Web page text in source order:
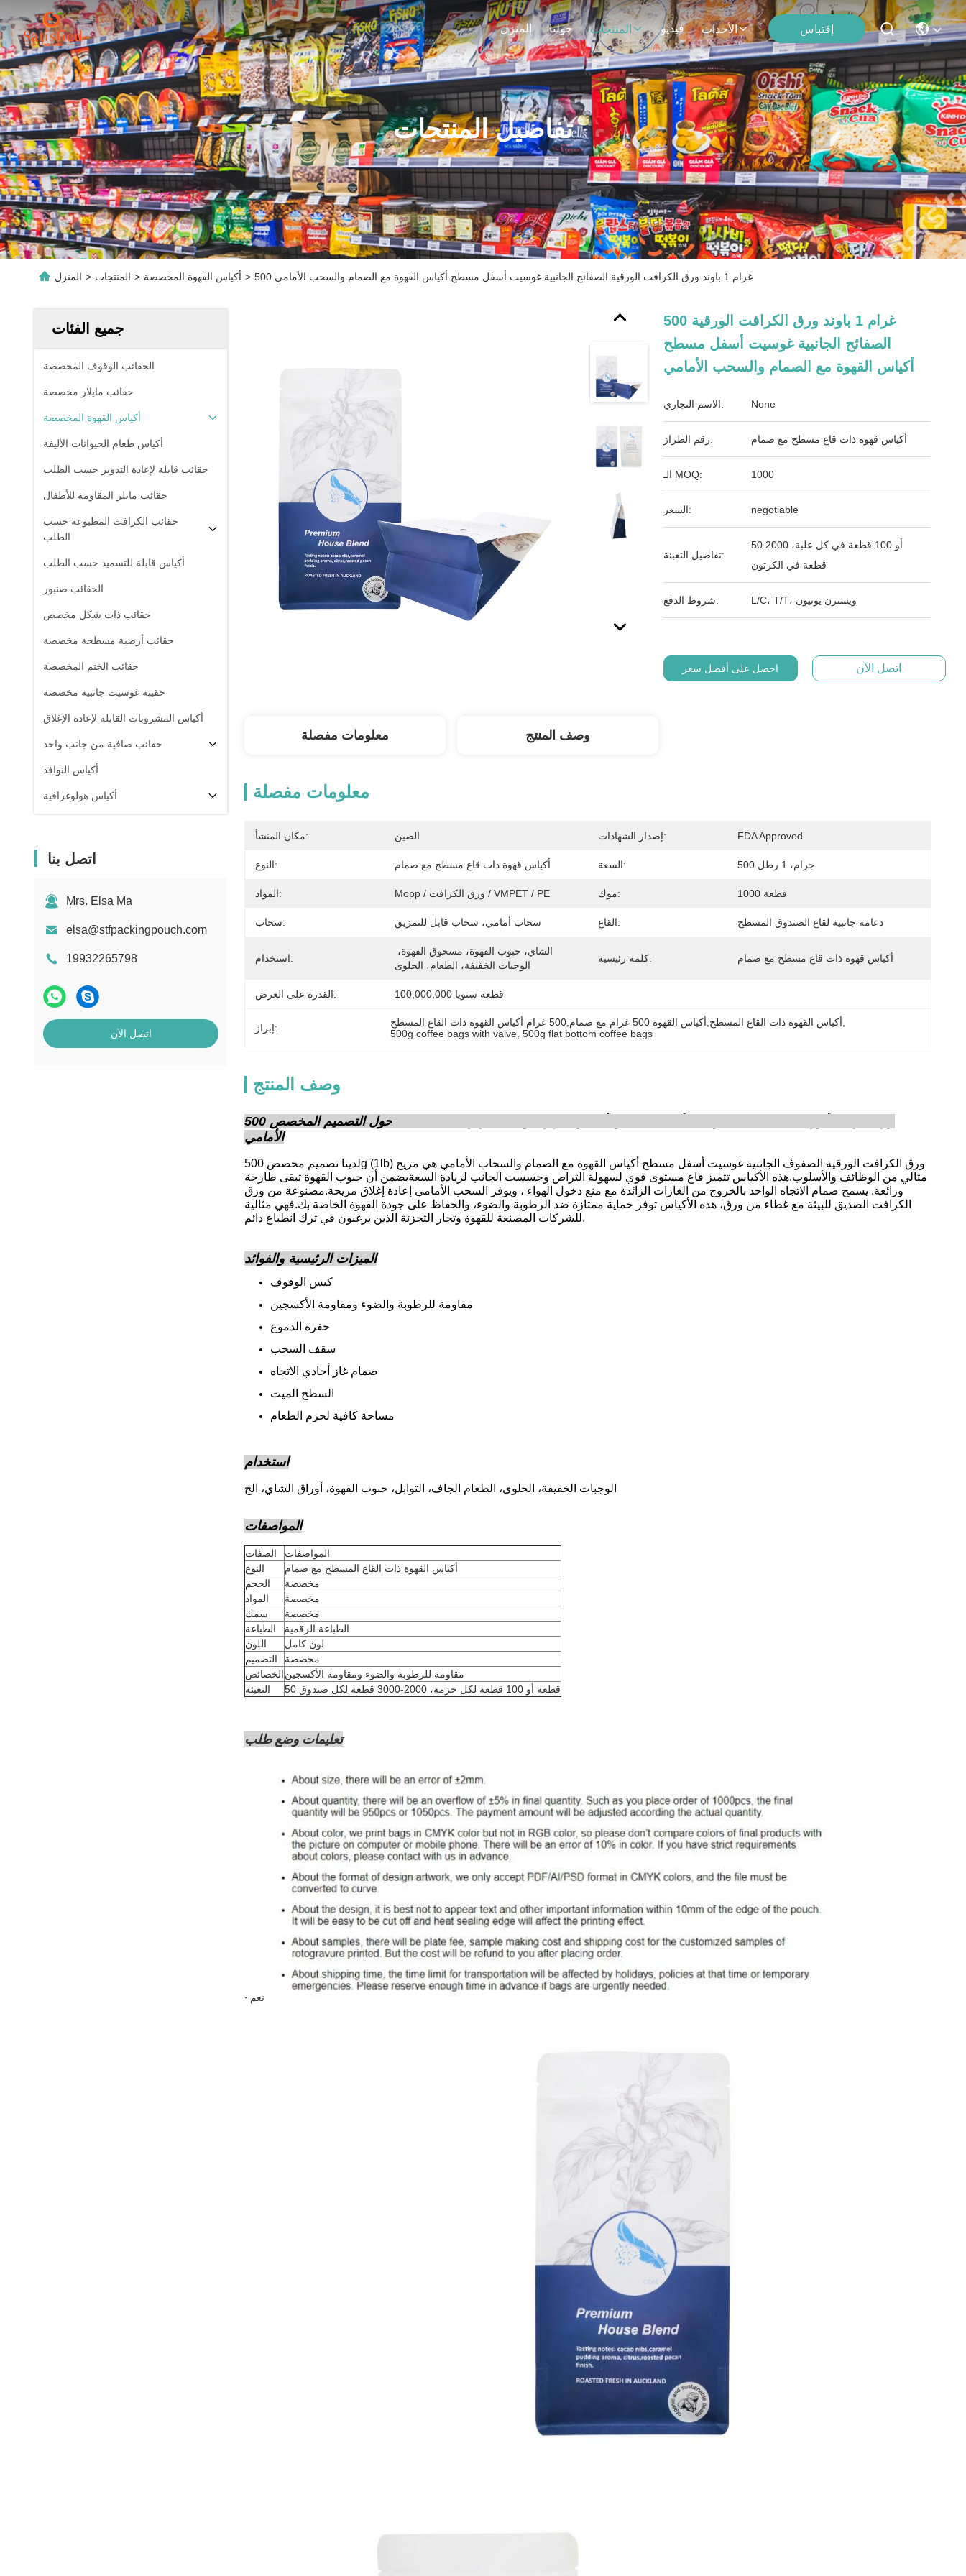
المنزل حولنا المنتجات فيديو الأحداث إقتباس
تفاصيل المنتجات
المنزل > المنتجات > أكياس القهوة المخصصة > 500 غرام 1 باوند ورق الكرافت الورقية الصفائح الجانبية غوسيت أسفل مسطح أكياس القهوة مع الصمام والسحب الأمامي
جميع الفئات
الحقائب الوقوف المخصصة
حقائب مايلار مخصصة
أكياس القهوة المخصصة
أكياس طعام الحيوانات الأليفة
حقائب قابلة لإعادة التدوير حسب الطلب
حقائب مايلر المقاومة للأطفال
حقائب الكرافت المطبوعة حسب
الطلب
أكياس قابلة للتسميد حسب الطلب
الحقائب صنبور
حقائب ذات شكل مخصص
حقائب أرضية مسطحة مخصصة
حقائب الختم المخصصة
حقيبة غوسيت جانبية مخصصة
أكياس المشروبات القابلة لإعادة الإغلاق
حقائب صافية من جانب واحد
أكياس النوافذ
أكياس هولوغرافية
اتصل بنا
Mrs. Elsa Ma
elsa@stfpackingpouch.com
19932265798
اتصل الآن
500 غرام 1 باوند ورق الكرافت الورقية
الصفائح الجانبية غوسيت أسفل مسطح
أكياس القهوة مع الصمام والسحب الأمامي
الاسم التجاري: None
رقم الطراز: أكياس قهوة ذات قاع مسطح مع صمام
الـ MOQ: 1000
السعر: negotiable
تفاصيل التعبئة:
50 أو 100 قطعة في كل علبة، 2000
قطعة في الكرتون
شروط الدفع: L/C، T/T، ويسترن يونيون
احصل على أفضل سعر اتصل الآن
معلومات مفصلة وصف المنتج
معلومات مفصلة
مكان المنشأ: الصين إصدار الشهادات: FDA Approved
النوع: أكياس قهوة ذات قاع مسطح مع صمام السعة: 500 جرام، 1 رطل
المواد: Mopp / ورق الكرافت / VMPET / PE موك: 1000 قطعة
سحاب: سحاب أمامي، سحاب قابل للتمزيق القاع: دعامة جانبية لقاع الصندوق المسطح
استخدام:
الوجبات الخفيفة، الطعام، الحلوى
كلمة رئيسية: أكياس قهوة ذات قاع مسطح مع صمام
القدرة على العرض: 100,000,000 قطعة سنويا
إبراز: أكياس القهوة ذات القاع المسطح,أكياس القهوة 500 غرام مع صمام,500 غرام أكياس القهوة ذات القاع المسطح
500g coffee bags with valve , 500g flat bottom coffee bags
وصف المنتج
حول التصميم المخصص 500g 1lb ورق كرافت أوراق طلاء الجانب غوسيت أسفل مسطح أكياس القهوة مع الصمام والسحاب
الأمامي
لدينا تصميم مخصص 500g (1lb) ورق الكرافت الورقية الصفوف الجانبية غوسيت أسفل مسطح أكياس القهوة مع الصمام والسحاب الأمامي هي مزيج
مثالي من الوظائف والأسلوب.هذه الأكياس تتميز قاع مستوى قوي لسهولة التراص وجسست الجانب لزيادة السعةيضمن أن حبوب القهوة تبقى طازجة
ورائعة. يسمح صمام الاتجاه الواحد بالخروج من الغازات الزائدة مع منع دخول الهواء ، ويوفر السحب الأمامي إعادة إغلاق مريحة.مصنوعة من ورق
الكرافت الصديق للبيئة مع غطاء من ورق، هذه الأكياس توفر حماية ممتازة ضد الرطوبة والضوء، والحفاظ على جودة القهوة الخاصة بك.فهي مثالية
للشركات المصنعة للقهوة وتجار التجزئة الذين يرغبون في ترك انطباع دائم.
الميزات الرئيسية والفوائد
كيس الوقوف
مقاومة للرطوبة والضوء ومقاومة الأكسجين
حفرة الدموع
سقف السحب
صمام غاز أحادي الاتجاه
السطح الميت
مساحة كافية لحزم الطعام
استخدام
الوجبات الخفيفة، الحلوى، الطعام الجاف، التوابل، حبوب القهوة، أوراق الشاي، الخ
المواصفات
الصفات
المواصفات
النوع
أكياس القهوة ذات القاع المسطح مع صمام
الحجم
مخصصة
المواد
مخصصة
سمك
مخصصة
الطباعة
الطباعة الرقمية
اللون
لون كامل
التصميم
مخصصة
الخصائصمقاومة للرطوبة والضوء ومقاومة الأكسجين
التعبئة
50 قطعة أو 100 قطعة لكل حزمة، 2000-3000 قطعة لكل صندوق
تعليمات وضع طلب
- نعم